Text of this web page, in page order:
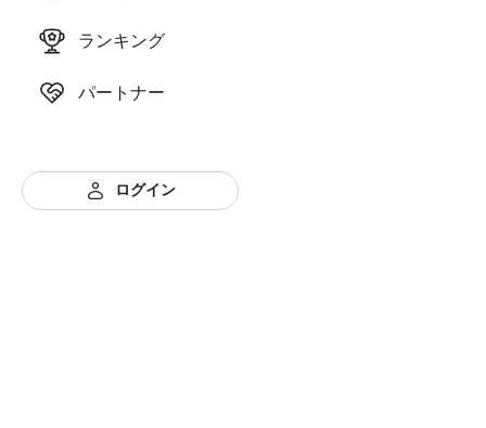
ランキング
パートナー
ログイン